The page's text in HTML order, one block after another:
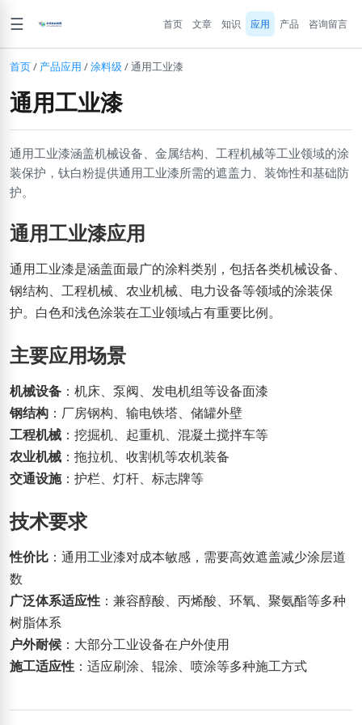
☰ 首页 文章 知识 应用 产品 咨询留言
首页/ 产品应用 /涂料级 /通用工业漆
通用工业漆
通用工业漆涵盖机械设备、金属结构、工程机械等工业领域的涂
装保护，钛白粉提供通用工业漆所需的遮盖力、装饰性和基础防
护。
通用工业漆应用
通用工业漆是涵盖面最广的涂料类别，包括各类机械设备、
钢结构、工程机械、农业机械、电力设备等领域的涂装保
护。白色和浅色涂装在工业领域占有重要比例。
主要应用场景
机械设备 ：机床、泵阀、发电机组等设备面漆
钢结构 ：厂房钢构、输电铁塔、储罐外壁
工程机械 ：挖掘机、起重机、混凝土搅拌车等
农业机械 ：拖拉机、收割机等农机装备
交通设施：护栏、灯杆、标志牌等
技术要求
性价比 ：通用工业漆对成本敏感，需要高效遮盖减少涂层道
数
广泛体系适应性 ：兼容醇酸、丙烯酸、环氧、聚氨酯等多种
树脂体系
户外耐候 ：大部分工业设备在户外使用
施工适应性 ：适应刷涂、辊涂、喷涂等多种施工方式